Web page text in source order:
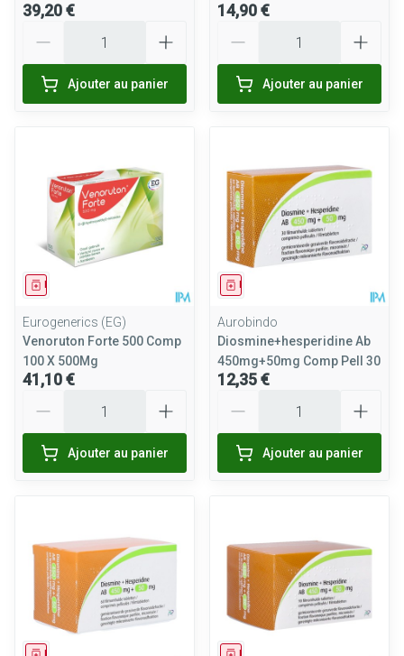
39,20 €
Ajouter au panier
14,90 €
Ajouter au panier
Eurogenerics (EG)
Venoruton Forte 500 Comp
100 X 500Mg
41,10 €
Ajouter au panier
Aurobindo
Diosmine+hesperidine Ab
450mg+50mg Comp Pell 30
12,35 €
Ajouter au panier